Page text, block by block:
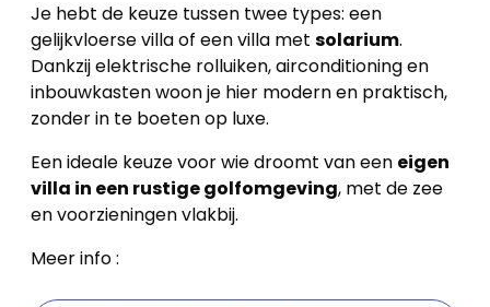
Je hebt de keuze tussen twee types: een
gelijkvloerse villa of een villa met solarium.
Dankzij elektrische rolluiken, airconditioning en
inbouwkasten woon je hier modern en praktisch,
zonder in te boeten op luxe.
Een ideale keuze voor wie droomt van een eigen
villa in een rustige golfomgeving, met de zee
en voorzieningen vlakbij.
Meer info :